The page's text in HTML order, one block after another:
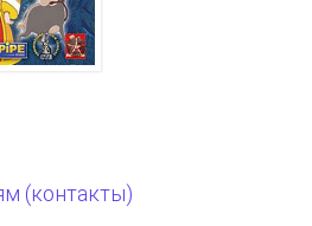
(контакты)